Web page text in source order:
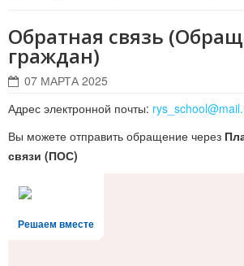
Обратная связь
граждан)
07 МАРТА 2025
Адрес электронной почты:
Вы можете отправить обращение через
связи (ПОС)
Решаем вместе